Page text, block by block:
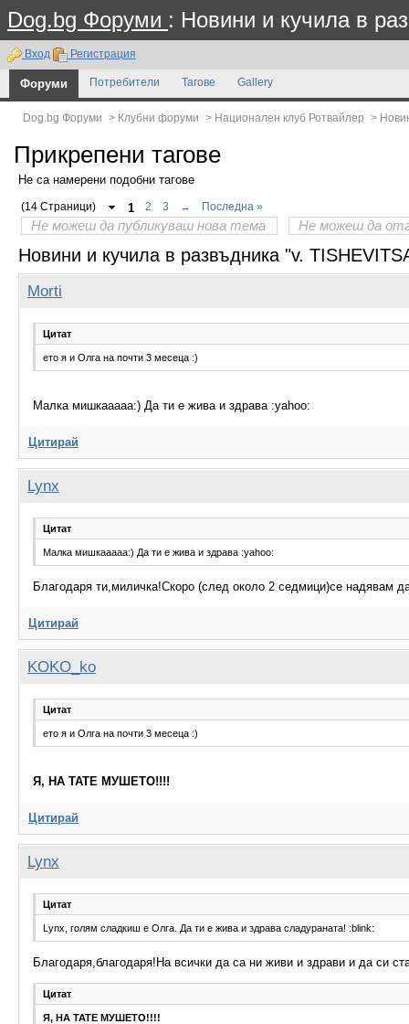
Dog.bg Форуми : Новини и кучила в
Вход Регистрация
Форуми Потребители Тагове Gallery
Dog.bg Форуми > Клубни форуми > Национален клуб Ротвайлер >
Прикрепени тагове
Не са намерени подобни тагове
(14 Страници) 1 2 3 → Последна »
Не можеш да публикуваш нова тема Не можеш да
Новини и кучила в развъдника "v.
Morti
Цитат
ето я и Олга на почти 3 месеца :)
Малка мишкааааа:) Да ти е жива и здрава :yahoo:
Цитирай
Lynx
Цитат
Малка мишкааааа:) Да ти е жива и здрава :yahoo:
Благодаря ти,миличка!Скоро (след около 2 седмици)се надявам
Цитирай
KOKO_ko
Цитат
ето я и Олга на почти 3 месеца :)
Я, НА ТАТЕ МУШЕТО!!!!
Цитирай
Lynx
Цитат
Lynx, голям сладкиш е Олга. Да ти е жива и здрава сладураната! :blink:
Благодаря,благодаря!На всички да са ни живи и здрави и да си
Цитат
Я, НА ТАТЕ МУШЕТО!!!!